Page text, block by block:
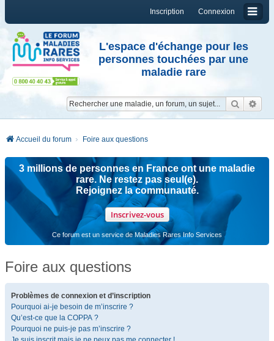
Connexion
Inscription
L'espace d'échange pour les
personnes touchées par une
maladie rare
Accueil du forum Foire aux questions
3 millions de personnes en France ont une maladie
rare. Ne restez pas seul(e).
Rejoignez la communauté.
Inscrivez-vous
Ce forum est un service de Maladies Rares Info Services
Foire aux questions
Problèmes de connexion et d’inscription
Pourquoi ai-je besoin de m’inscrire ?
Qu’est-ce que la COPPA ?
Pourquoi ne puis-je pas m’inscrire ?